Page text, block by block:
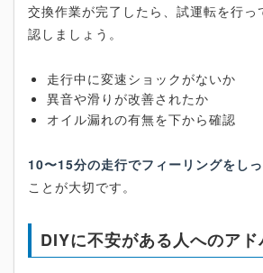
交換作業が完了したら、試運転を行っ
認しましょう。
走行中に変速ショックがないか
異音や滑りが改善されたか
オイル漏れの有無を下から確認
10〜15分の走行でフィーリングをし
ことが大切です。
DIYに不安がある人へのアド